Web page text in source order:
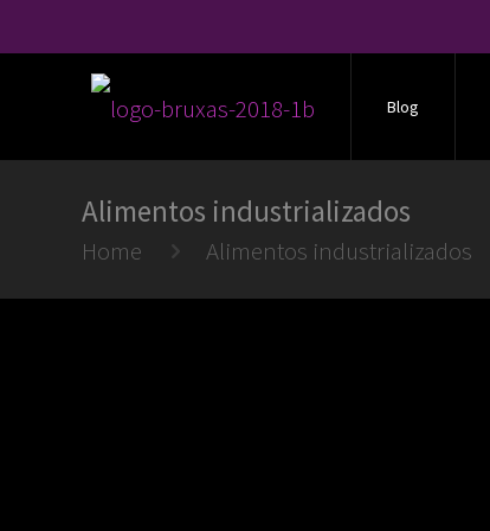
Blog
Alimentos industrializados
Home Alimentos industrializados